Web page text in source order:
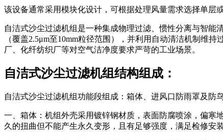
该设备通常采用模块化设计，可根据处理风量需求选择单层
自洁式沙尘过滤机组是一种集成物理过滤、惯性分离与智
（覆盖2.5μm至10mm粒径范围），并利用自动清洁机制维
厂、化纤纺织厂等对空气洁净度要求严苛的工业场景。
自洁式沙尘过滤机组结构组成：
自洁式沙尘过滤机组功能段组成：箱体、进风口防雨罩及防
一、箱体：机组外壳采用镀锌钢材质，表面防腐喷涂，偏寒
久的扭曲但不能产生永久变形，且有足够强度，满足检修安